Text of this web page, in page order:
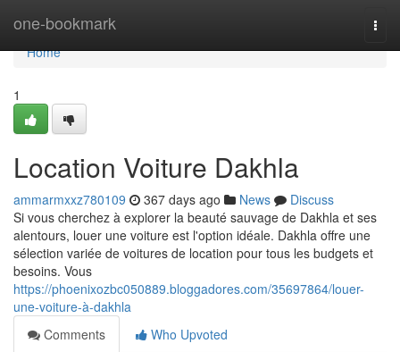
one-bookmark
Home
Home
1
Location Voiture Dakhla
ammarmxxz780109 367 days ago News
Discuss
Si vous cherchez à explorer la beauté sauvage de Dakhla et ses
alentours, louer une voiture est l'option idéale. Dakhla offre une
sélection variée de voitures de location pour tous les budgets et
besoins. Vous
https://phoenixozbc050889.bloggadores.com/35697864/louer-
une-voiture-à-dakhla
Comments
Who Upvoted